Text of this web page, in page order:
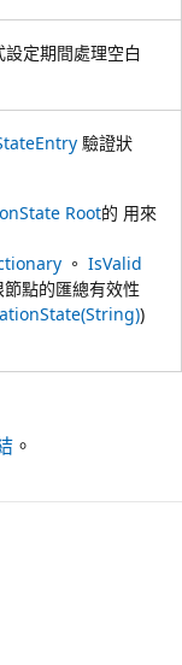
定期間處理空白
驗證狀
Root的 用來
。 IsValid
點的匯總有效性
)
。